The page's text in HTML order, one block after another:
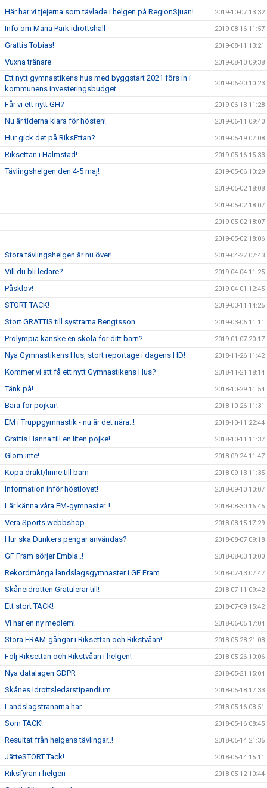
Här har vi tjejerna som tävlade i helgen på RegionSjuan! 2019-10-07 13:32
Info om Maria Park idrottshall 2019-08-16 11:57
Grattis Tobias! 2019-08-11 13:21
Vuxna tränare 2019-08-10 09:38
Ett nytt gymnastikens hus med byggstart 2021 förs in i
kommunens investeringsbudget.
2019-06-20 10:23
Får vi ett nytt GH? 2019-06-13 11:28
Nu är tiderna klara för hösten! 2019-06-11 09:40
Hur gick det på RiksEttan? 2019-05-19 07:08
Riksettan i Halmstad! 2019-05-16 15:33
Tävlingshelgen den 4-5 maj! 2019-05-06 10:29
2019-05-02 18:08
2019-05-02 18:07
2019-05-02 18:07
2019-05-02 18:06
Stora tävlingshelgen är nu över! 2019-04-27 07:43
Vill du bli ledare? 2019-04-04 11:25
Påsklov! 2019-04-01 12:45
STORT TACK! 2019-03-11 14:25
Stort GRATTIS till systrarna Bengtsson 2019-03-06 11:11
Prolympia kanske en skola för ditt barn? 2019-01-07 20:17
Nya Gymnastikens Hus, stort reportage i dagens HD! 2018-11-26 11:42
Kommer vi att få ett nytt Gymnastikens Hus? 2018-11-21 18:14
Tänk på! 2018-10-29 11:54
Bara för pojkar! 2018-10-26 11:31
EM i Truppgymnastik - nu är det nära..! 2018-10-11 22:44
Grattis Hanna till en liten pojke! 2018-10-11 11:37
Glöm inte! 2018-09-24 11:47
Köpa dräkt/linne till barn 2018-09-13 11:35
Information inför höstlovet! 2018-09-10 10:07
Lär känna våra EM-gymnaster..! 2018-08-30 16:45
Vera Sports webbshop 2018-08-15 17:29
Hur ska Dunkers pengar användas? 2018-08-07 09:18
GF Fram sörjer Embla..! 2018-08-03 10:00
Rekordmånga landslagsgymnaster i GF Fram 2018-07-13 07:47
Skåneidrotten Gratulerar till! 2018-07-11 09:42
Ett stort TACK! 2018-07-09 15:42
Vi har en ny medlem! 2018-06-05 17:04
Stora FRAM-gångar i Riksettan och Rikstvåan! 2018-05-28 21:08
Följ Riksettan och Rikstvåan i helgen! 2018-05-26 10:06
Nya datalagen GDPR 2018-05-21 15:04
Skånes Idrottsledarstipendium 2018-05-18 17:33
Landslagstränarna har ...... 2018-05-16 08:51
Som TACK! 2018-05-16 08:45
Resultat från helgens tävlingar..! 2018-05-14 21:35
JätteSTORT Tack! 2018-05-14 15:11
Riksfyran i helgen 2018-05-12 10:44